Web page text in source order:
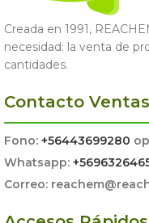
Creada en 1991,
necesidad: la venta de
cantidades.
Contacto
Fono: +56443699280
Whatsapp:
Correo: